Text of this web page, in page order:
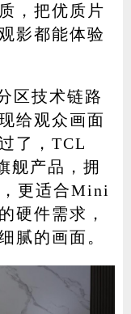
，把优质片
影都能体验
区技术链路
给观众画面
了，TCL
舰产品，拥
更适合Mini
硬件需求，
腻的画面。